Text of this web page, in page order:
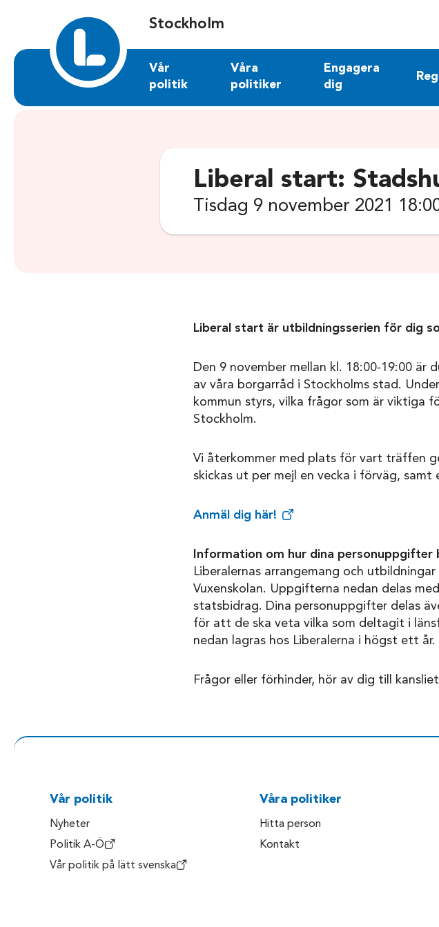
Stockholm
Vår
politik
Våra
politiker
Engagera
dig
Liberal start:
Tisdag 9 november 2021
Liberal start är utbildningsserien för dig
Den 9 november mellan kl. 18:00-19:00
av våra borgarråd i Stockholms stad.
kommun styrs, vilka frågor som är viktiga
Stockholm.
Vi återkommer med plats för vart träffen
skickas ut per mejl en vecka i förväg,
Anmäl dig här!
Information om hur dina personuppgifter
Liberalernas arrangemang och
Vuxenskolan. Uppgifterna nedan delas
statsbidrag. Dina personuppgifter delas
för att de ska veta vilka som deltagit i
nedan lagras hos Liberalerna i högst ett år.
Frågor eller förhinder, hör av dig till
Vår politik
Nyheter
Politik A-Ö
Vår politik på lätt svenska
Våra politiker
Hitta person
Kontakt